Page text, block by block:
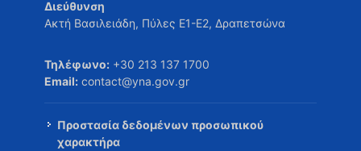
Διεύθυνση
Ακτή Βασιλειάδη, Πύλες Ε1-Ε2, Δραπετσώνα
Τηλέφωνο: +30 213 137 1700
Email: contact@yna.gov.gr
Προστασία δεδομένων προσωπικού
χαρακτήρα